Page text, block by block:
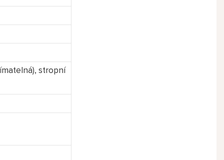
stropní